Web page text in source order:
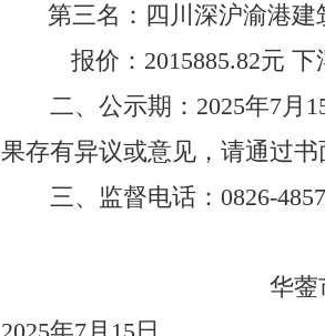
第三名： 四川深沪渝港建
报价： 2015885.82元 下
二、公示期： 2025年7月
果存有异议或意见，请通过书
三、监督电话 ：0826-
华蓥